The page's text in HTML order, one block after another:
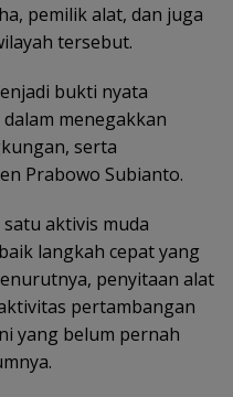
pemilik alat, dan juga
tersebut.
bukti nyata
menegakkan
serta
Prabowo Subianto.
aktivis muda
langkah cepat yang
penyitaan alat
pertambangan
yang belum pernah